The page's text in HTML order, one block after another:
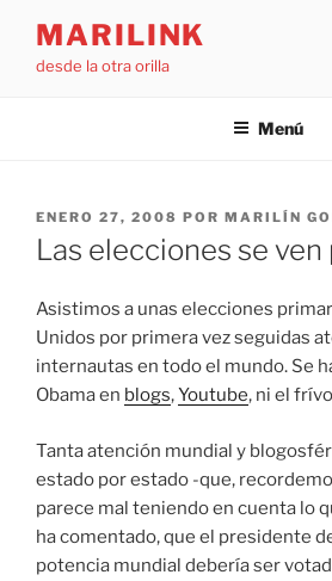
contenido
MARILINK
desde la otra orilla
Menú
PUBLICADO
EL
ENERO 27, 2008 POR MARILÍN
Las elecciones se
Asistimos a unas elecciones
Unidos por primera vez seguidas
internautas en todo el mundo. Se
Obama en blogs,Youtube, ni el
Tanta atención mundial y
estado por estado -que,
parece mal teniendo en cuenta lo
ha comentado, que el presidente
potencia mundial debería ser